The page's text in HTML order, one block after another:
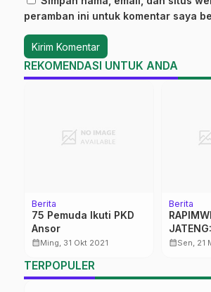
peramban ini untuk komentar saya
REKOMENDASI UNTUK ANDA
Berita
75 Pemuda Ikuti PKD
Ansor
calendar_monthMing, 31 Okt 2021
Berita
calendar_monthSen, 21
TERPOPULER